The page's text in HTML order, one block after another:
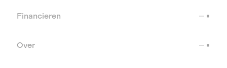
Financieren
Over